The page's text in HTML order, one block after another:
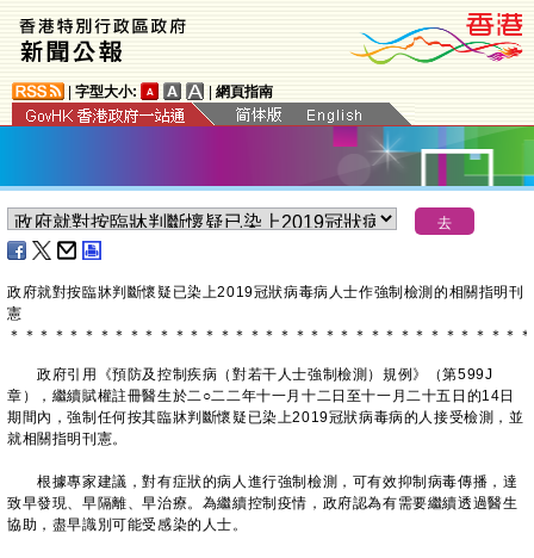
字型大小: 網頁指南
​政府就對按臨牀判斷懷疑已染上2019冠狀病毒病人士作強制檢測的相關指明刊
憲
＊ ＊ ＊ ＊ ＊ ＊ ＊ ＊ ＊ ＊ ＊ ＊ ＊ ＊ ＊ ＊ ＊ ＊ ＊ ＊ ＊ ＊ ＊ ＊ ＊ ＊ ＊ ＊ ＊ ＊ ＊ ＊ ＊ ＊ ＊
政府引用《預防及控制疾病（對若干人士強制檢測）規例》（第599J
章），繼續賦權註冊醫生於二○二二年十一月十二日至十一月二十五日的14日
期間內，強制任何按其臨牀判斷懷疑已染上2019冠狀病毒病的人接受檢測，並
就相關指明刊憲。
根據專家建議，對有症狀的病人進行強制檢測，可有效抑制病毒傳播，達
致早發現、早隔離、早治療。為繼續控制疫情，政府認為有需要繼續透過醫生
協助，盡早識別可能受感染的人士。